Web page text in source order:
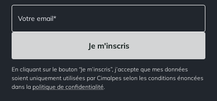
En cliquant sur le bouton “Je m’inscris”, j’accepte que mes données
soient uniquement utilisées par Cimalpes selon les conditions énoncées
dans la politique de confidentialité.